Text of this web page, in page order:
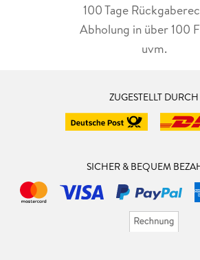
100 Tage
Abholung in über 100
uvm.
ZUGESTELLT DURCH
SICHER & BEQUEM